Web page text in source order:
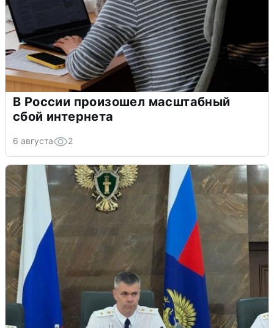
В России произошел масштабный
сбой интернета
6 августа 2